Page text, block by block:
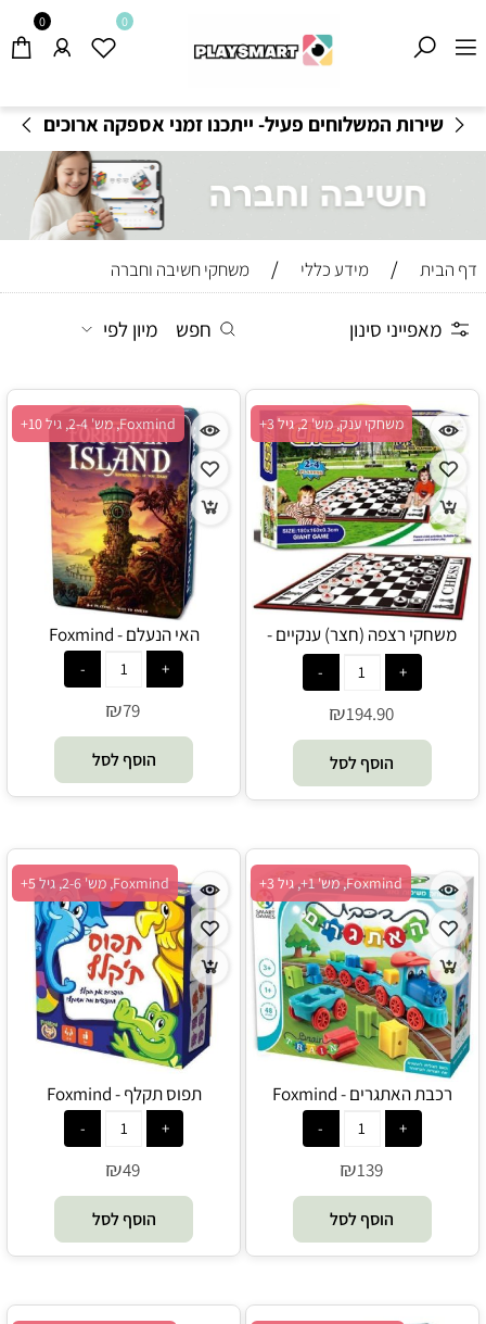
משלוחים חינם בקנייה מעל 199₪
- תקנון משלוחים
0 0
דף הבית / מידע כללי / משחקי חשיבה וחברה
מאפייני סינון חפש מיון לפי
משחקי ענק, מש' 2, גיל 3+
משחקי רצפה (חצר) ענקיים -
שחמט ודמקה ענקיים - משחקי ענק
₪194.90
הוסף לסל
Foxmind, מש' 2-4, גיל 10+
האי הנעלם - Foxmind
₪79
הוסף לסל
Foxmind, מש' 1+, גיל 3+
רכבת האתגרים - Foxmind
₪139
הוסף לסל
Foxmind, מש' 2-6, גיל 5+
תפוס תקלף - Foxmind
₪49
הוסף לסל